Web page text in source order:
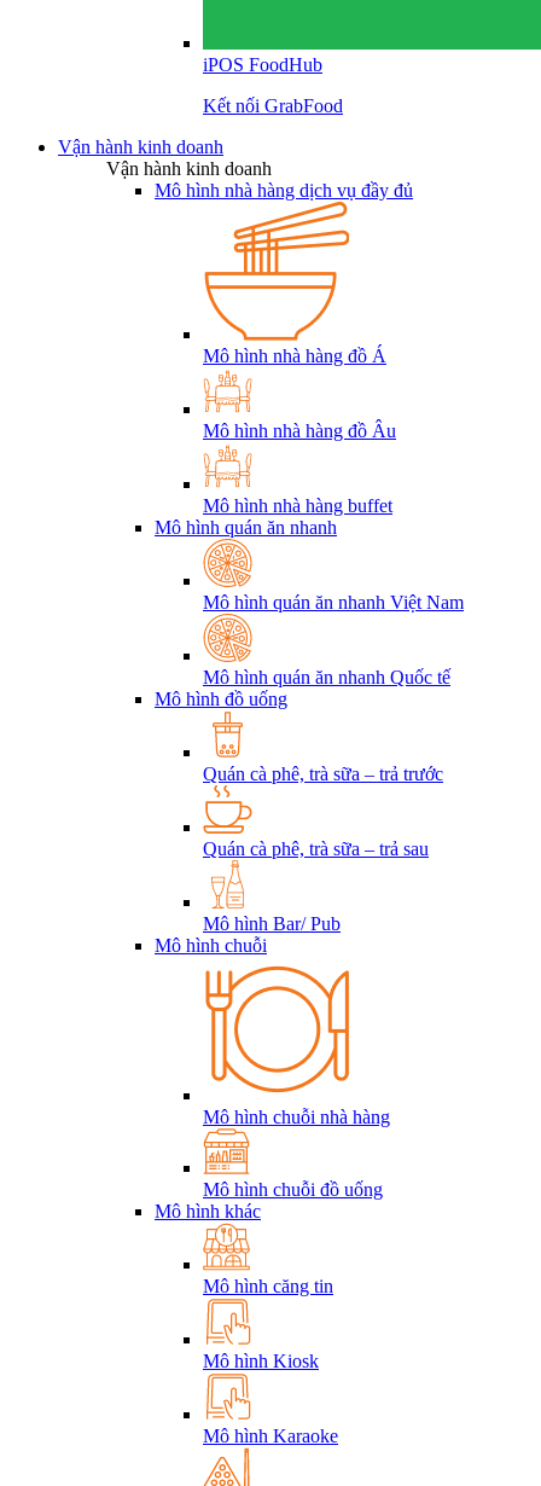
iPOS FoodHub
Kết nối GrabFood
Vận hành kinh doanh
Vận hành kinh doanh
Mô hình nhà hàng dịch vụ đầy đủ
Mô hình nhà hàng đồ Á
Mô hình nhà hàng đồ Âu
Mô hình nhà hàng buffet
Mô hình quán ăn nhanh
Mô hình quán ăn nhanh Việt Nam
Mô hình quán ăn nhanh Quốc tế
Mô hình đồ uống
Quán cà phê, trà sữa – trả trước
Quán cà phê, trà sữa – trả sau
Mô hình Bar/ Pub
Mô hình chuỗi
Mô hình chuỗi nhà hàng
Mô hình chuỗi đồ uống
Mô hình khác
Mô hình căng tin
Mô hình Kiosk
Mô hình Karaoke